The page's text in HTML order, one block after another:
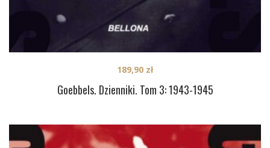
Goebbels. Dzienniki. Tom 3: 1943-1945
189,90 zł